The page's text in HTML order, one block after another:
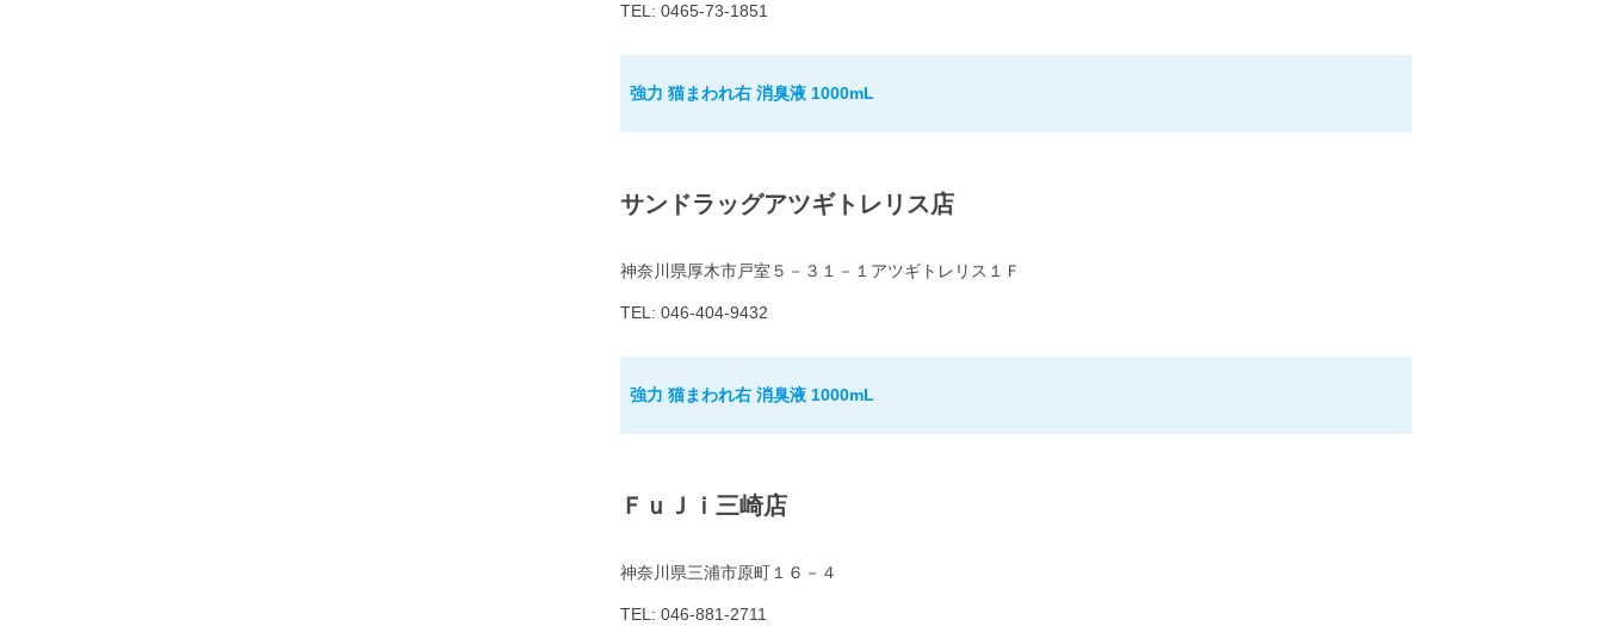
TEL: 0465-73-1851
強力 猫まわれ右 消臭液 1000mL
サンドラッグアツギトレリス店
神奈川県厚木市戸室５－３１－１アツギトレリス１Ｆ
TEL: 046-404-9432
強力 猫まわれ右 消臭液 1000mL
ＦｕＪｉ三崎店
神奈川県三浦市原町１６－４
TEL: 046-881-2711